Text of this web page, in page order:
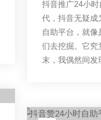
抖音推广24小
代，抖音无疑成
自助平台，就
们去挖掘。它究
末，我偶然间发